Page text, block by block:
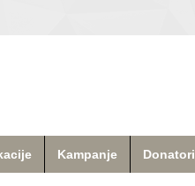
Kampanje Donatori